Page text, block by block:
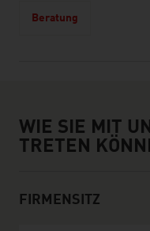
Beratung
WIE SIE MIT
TRETEN
FIRMENSITZ